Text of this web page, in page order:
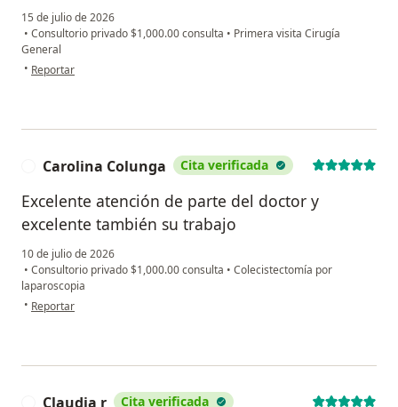
15 de julio de 2026
• Consultorio privado $1,000.00 consulta • Primera visita Cirugía
General
• en opinión del usuario Angel Flores
Reportar
Carolina Colunga Cita verificada
Excelente atención de parte del doctor y
excelente también su trabajo
10 de julio de 2026
• Consultorio privado $1,000.00 consulta • Colecistectomía por
laparoscopia
• en opinión del usuario Carolina Colunga
Reportar
Claudia r Cita verificada